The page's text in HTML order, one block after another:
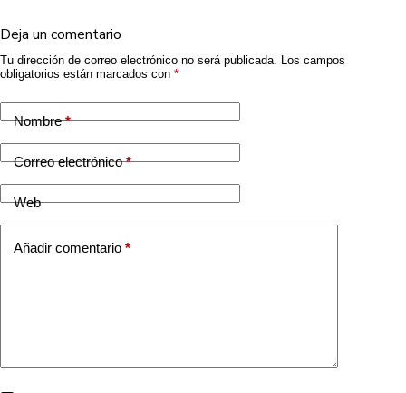
Deja un comentario
Tu dirección de correo electrónico no será publicada. Los campos
obligatorios están marcados con *
Nombre*
Correo electrónico*
Web
Añadir comentario *